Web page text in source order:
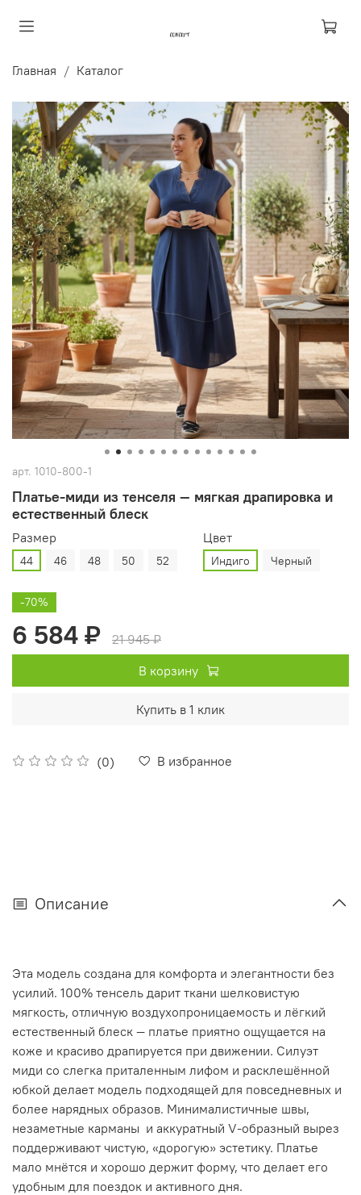
Главная Каталог
арт. 1010-800-1
Платье‑миди из тенселя — мягкая драпировка и
естественный блеск
(0) В избранное
Размер
44 46 48 50 52
Цвет
Индиго Черный
-70%
6 584 ₽
21 945 ₽
В корзину
Купить в 1 клик
Описание
Эта модель создана для комфорта и элегантности без
усилий. 100% тенсель дарит ткани шелковистую
мягкость, отличную воздухопроницаемость и лёгкий
естественный блеск — платье приятно ощущается на
коже и красиво драпируется при движении. Силуэт
миди со слегка приталенным лифом и расклешённой
юбкой делает модель подходящей для повседневных и
более нарядных образов. Минималистичные швы,
незаметные карманы и аккуратный V‑образный вырез
поддерживают чистую, «дорогую» эстетику. Платье
мало мнётся и хорошо держит форму, что делает его
удобным для поездок и активного дня.